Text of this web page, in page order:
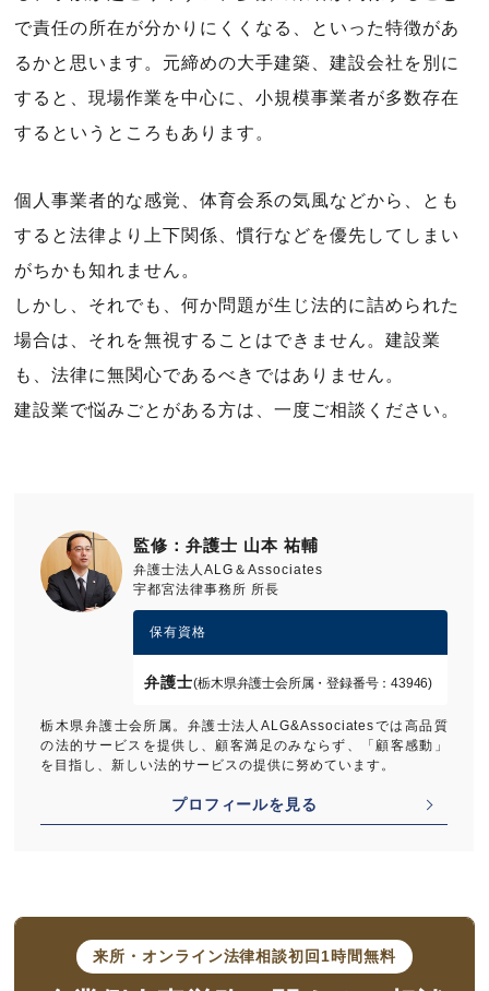
で責任の所在が分かりにくくなる、といった特徴があ
るかと思います。元締めの大手建築、建設会社を別に
すると、現場作業を中心に、小規模事業者が多数存在
するというところもあります。
個人事業者的な感覚、体育会系の気風などから、とも
すると法律より上下関係、慣行などを優先してしまい
がちかも知れません。
しかし、それでも、何か問題が生じ法的に詰められた
場合は、それを無視することはできません。建設業
も、法律に無関心であるべきではありません。
建設業で悩みごとがある方は、一度ご相談ください。
監修：弁護士 山本 祐輔
弁護士法人ALG＆Associates
宇都宮法律事務所 所長
保有資格
弁護士(栃木県弁護士会所属・登録番号：43946)
栃木県弁護士会所属。弁護士法人ALG&Associatesでは高品質
の法的サービスを提供し、顧客満足のみならず、「顧客感動」
を目指し、新しい法的サービスの提供に努めています。
プロフィールを見る
来所・オンライン法律相談初回1時間無料